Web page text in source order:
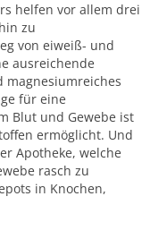
helfen vor allem drei
zu
von eiweiß- und
ausreichende
magnesiumreiches
für eine
Blut und Gewebe ist
ermöglicht. Und
Apotheke, welche
rasch zu
in Knochen,